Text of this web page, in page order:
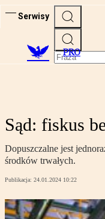
Serwisy
PRO
Sąd: fiskus
Dopuszczalne jest
środków trwałych.
Publikacja: 24.01.2024 10:22